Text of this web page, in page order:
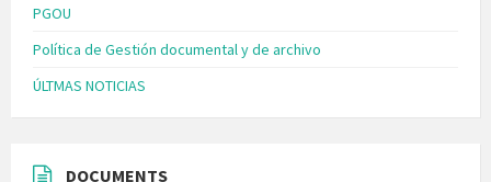
PGOU
Política de Gestión documental y de archivo
ÚLTMAS NOTICIAS
DOCUMENTS